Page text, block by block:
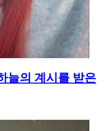
늘의 계시를 받은